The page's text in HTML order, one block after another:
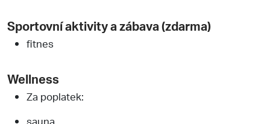
Sportovní aktivity a zábava (zdarma)
fitnes
Wellness
Za poplatek:
sauna